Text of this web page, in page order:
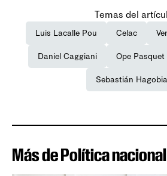
Temas del
Luis Lacalle Pou Celac
Daniel Caggiani Ope Pasquet
Sebastián
Más de Política nacional